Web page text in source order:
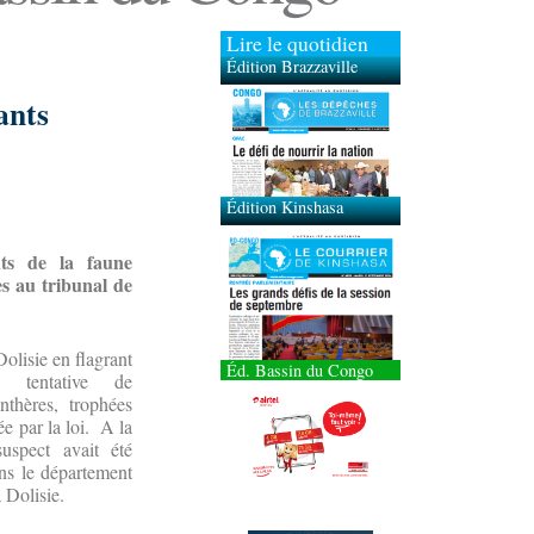
de la faune
au tribunal de
en flagrant
tentative de
trophées
par la loi. A la
avait été
le département
Dolisie.
Lire le quotidien
Édition Brazzaville
Édition Kinshasa
Éd. Bassin du Congo